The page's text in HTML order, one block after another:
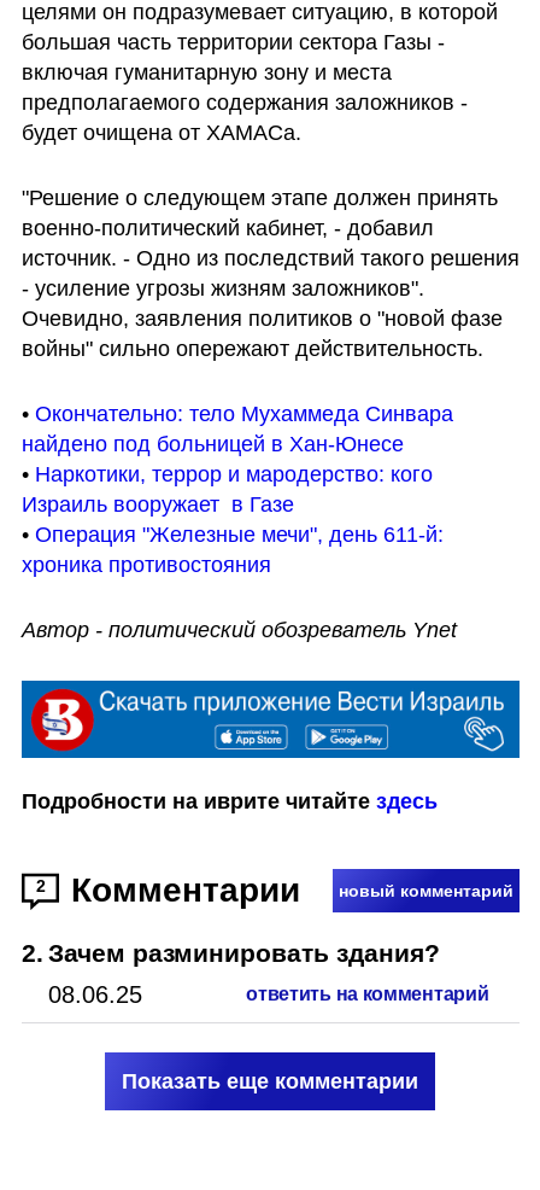
целями он подразумевает ситуацию, в которой
большая часть территории сектора Газы -
включая гуманитарную зону и места
предполагаемого содержания заложников -
будет очищена от ХАМАСа.
"Решение о следующем этапе должен принять
военно-политический кабинет, - добавил
источник. - Одно из последствий такого решения
- усиление угрозы жизням заложников".
Очевидно, заявления политиков о "новой фазе
войны" сильно опережают действительность.
• Окончательно: тело Мухаммеда Синвара
найдено под больницей в Хан-Юнесе
• Наркотики, террор и мародерство: кого
Израиль вооружает  в Газе
• Операция "Железные мечи", день 611-й:
хроника противостояния
Автор - политический обозреватель Ynet
Подробности на иврите читайте здесь
2 Комментарии новый комментарий
2. Зачем разминировать здания?
08.06.25 ответить на комментарий
Показать еще комментарии